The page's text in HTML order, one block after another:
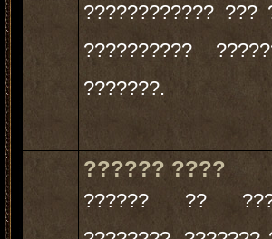
???????????? ???
??????????
???????.
?????? ????
?????? ??